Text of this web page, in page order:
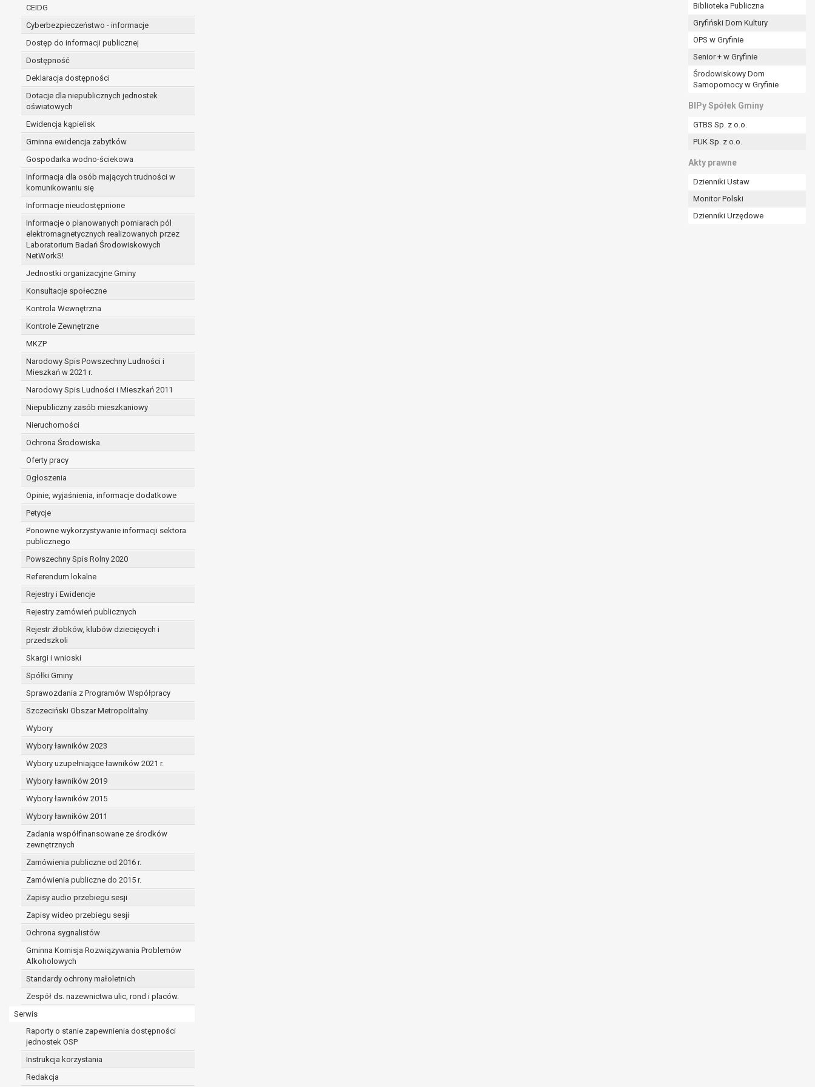
CEIDG
Cyberbezpieczeństwo - informacje
Dostęp do informacji publicznej
Dostępność
Deklaracja dostępności
Dotacje dla niepublicznych jednostek
oświatowych
Ewidencja kąpielisk
Gminna ewidencja zabytków
Gospodarka wodno-ściekowa
Informacja dla osób mających trudności w
komunikowaniu się
Informacje nieudostępnione
Informacje o planowanych pomiarach pól
elektromagnetycznych realizowanych przez
Laboratorium Badań Środowiskowych
NetWorkS!
Jednostki organizacyjne Gminy
Konsultacje społeczne
Kontrola Wewnętrzna
Kontrole Zewnętrzne
MKZP
Narodowy Spis Powszechny Ludności i
Mieszkań w 2021 r.
Narodowy Spis Ludności i Mieszkań 2011
Niepubliczny zasób mieszkaniowy
Nieruchomości
Ochrona Środowiska
Oferty pracy
Ogłoszenia
Opinie, wyjaśnienia, informacje dodatkowe
Petycje
Ponowne wykorzystywanie informacji sektora
publicznego
Powszechny Spis Rolny 2020
Referendum lokalne
Rejestry i Ewidencje
Rejestry zamówień publicznych
Rejestr żłobków, klubów dziecięcych i
przedszkoli
Skargi i wnioski
Spółki Gminy
Sprawozdania z Programów Współpracy
Szczeciński Obszar Metropolitalny
Wybory
Wybory ławników 2023
Wybory uzupełniające ławników 2021 r.
Wybory ławników 2019
Wybory ławników 2015
Wybory ławników 2011
Zadania współfinansowane ze środków
zewnętrznych
Zamówienia publiczne od 2016 r.
Zamówienia publiczne do 2015 r.
Zapisy audio przebiegu sesji
Zapisy wideo przebiegu sesji
Ochrona sygnalistów
Gminna Komisja Rozwiązywania Problemów
Alkoholowych
Standardy ochrony małoletnich
Zespół ds. nazewnictwa ulic, rond i placów.
Serwis
Raporty o stanie zapewnienia dostępności
jednostek OSP
Instrukcja korzystania
Redakcja
Biblioteka Publiczna
Gryfiński Dom Kultury
OPS w Gryfinie
Senior + w Gryfinie
Środowiskowy Dom
Samopomocy w Gryfinie
BIPy Spółek Gminy
GTBS Sp. z o.o.
PUK Sp. z o.o.
Akty prawne
Dzienniki Ustaw
Monitor Polski
Dzienniki Urzędowe
administratorowi bądź
niezbędność przetwarzania do celów wynikających z prawnie uzasadnionych interesów realizowanych przez administratora lub przez stronę trzecią.
Z przyczyn związanych z Pani/Pana szczególną sytuacją. W razie wniesienia sprzeciwu, administrator nie może już przetwarzać tych danych osobowych, chyba że wykaże
on istnienie ważnych prawnie uzasadnionych podstaw do przetwarzania, nadrzędnych wobec interesów, praw i wolności osoby, której dane dotyczą, lub podstaw do
ustalenia, dochodzenia lub obrony roszczeń.
W przypadku gdy przetwarzanie danych osobowych odbywa się na podstawie zgody osoby na przetwarzanie danych osobowych (art. 6 ust. 1 lit a RODO), przysługuje Pani/Panu
prawo do cofnięcia tej zgody w dowolnym momencie. Cofnięcie to nie ma wpływu na zgodność przetwarzania, którego dokonano na podstawie zgody przed jej cofnięciem.
Przysługuje Pani/Panu prawo wniesienia skargi do organu nadzorczego na niezgodne z prawem przetwarzanie Pani/Pana danych osobowych przez administratora.
Organem właściwym do wniesienia skargi jest Prezes Urzędu Ochrony Danych Osobowych.
W zależności od sfery, w której przetwarzane są dane osobowe, podanie danych osobowych jest dobrowolne albo jest wymogiem ustawowym lub umownym.
Pani/Pana dane nie będą poddawane zautomatyzowanemu podejmowaniu decyzji, w tym również profilowaniu.